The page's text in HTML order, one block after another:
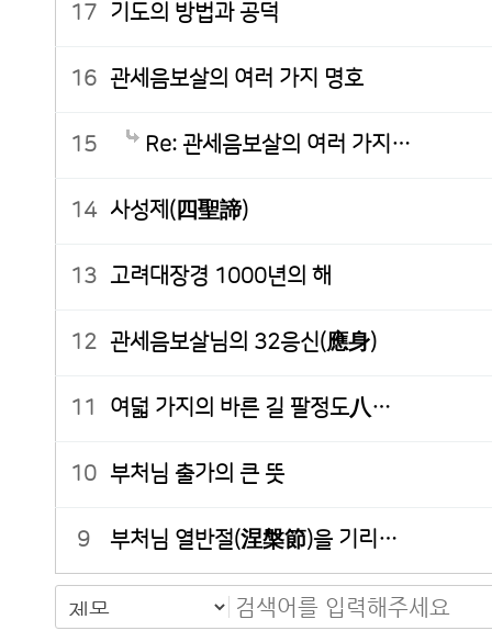
17 기도의 방법과 공덕
16 관세음보살의 여러 가지 명호
15 Re: 관세음보살의 여러 가지…
14 사성제(四聖諦)
13 고려대장경 1000년의 해
12 관세음보살님의 32응신(應身)
11 여덟 가지의 바른 길 팔정도八…
10 부처님 출가의 큰 뜻
9 부처님 열반절(涅槃節)을 기리…